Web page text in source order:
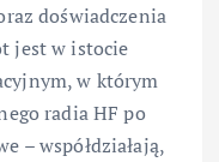
doświadczenia
jest w istocie
w którym
radia HF po
– współdziałają,